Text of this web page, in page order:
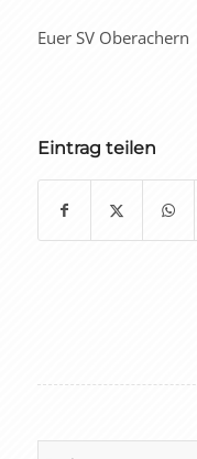
Euer SV Oberachern
Eintrag teilen